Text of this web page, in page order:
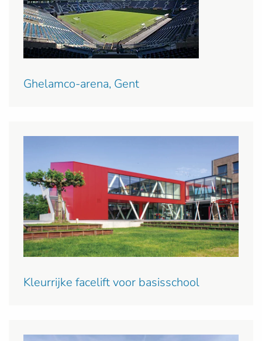
Ghelamco-arena, Gent
Kleurrijke facelift voor basisschool